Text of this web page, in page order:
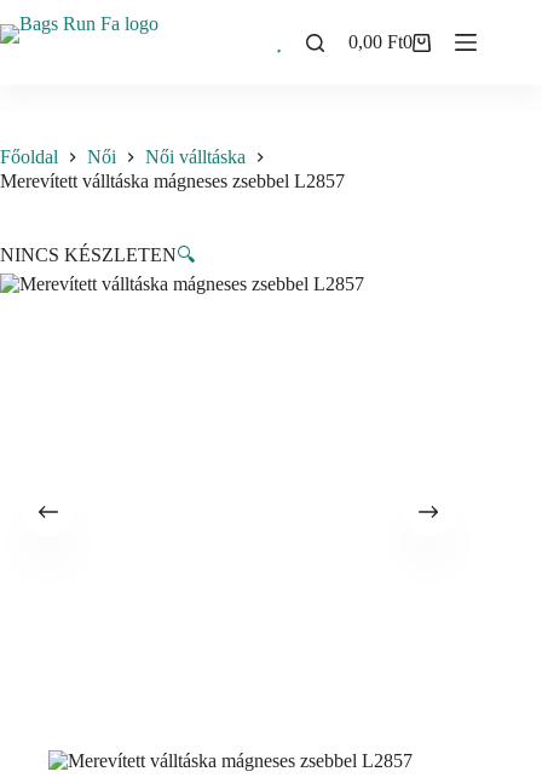
to
Shopping
0,00Ft0
Főoldal Női
Női válltáska
Merevített válltáska mágneses zsebbel L2857
NINCS KÉSZLETEN🔍